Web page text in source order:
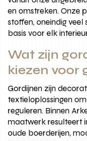
en omstreken. Onze
stoffen, oneindig
basis voor elk
Wat zijn
kiezen voor
Gordijnen zijn
textieloplossingen
reguleren. Binnen
maatwerk resulteert
oude boerderijen,